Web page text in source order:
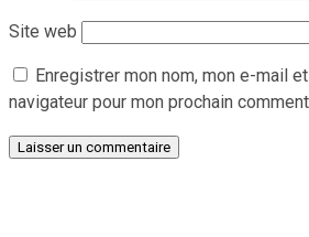
Site web
Enregistrer mon nom, mon e-mail
navigateur pour mon prochain